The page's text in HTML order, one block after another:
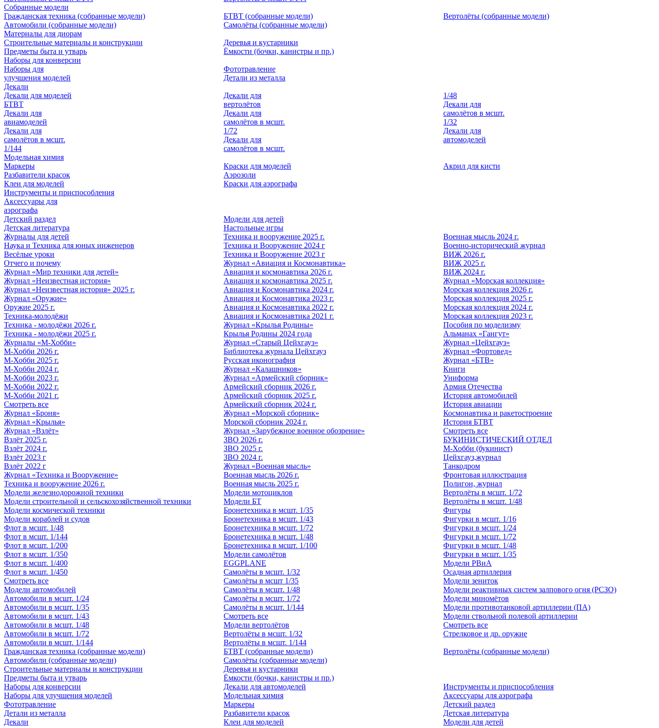
Собранные модели
Гражданская техника (собранные модели)
Автомобили (собранные модели)
БТВТ (собранные модели)
Самолёты (собранные модели)
Вертолёты (собранные модели)
Материалы для диорам
Строительные материалы и конструкции
Предметы быта и утварь
Деревья и кустарники
Ёмкости (бочки, канистры и пр.)
Наборы для конверсии
Наборы для
улучшения моделей
Фототравление
Детали из металла
Декали
Декали для моделей
БТВТ
Декали для
авиамоделей
Декали для
самолётов в мсшт.
1/144
Декали для
вертолётов
Декали для
самолётов в мсшт.
1/72
Декали для
самолётов в мсшт.
1/48
Декали для
самолётов в мсшт.
1/32
Декали для
автомоделей
Модельная химия
Маркеры
Разбавители красок
Клеи для моделей
Краски для моделей
Аэрозоли
Краски для аэрографа
Акрил для кисти
Инструменты и приспособления
Аксессуары для
аэрографа
Детский раздел
Детская литература
Модели для детей
Настольные игры
Журналы для детей
Наука и Техника для юных инженеров
Весёлые уроки
Отчего и почему
Журнал «Мир техники для детей»
Журнал «Неизвестная история»
Журнал «Неизвестная история» 2025 г.
Журнал «Оружие»
Оружие 2025 г.
Техника-молодёжи
Техника - молодёжи 2026 г.
Техника - молодёжи 2025 г.
Журналы «М-Хобби»
М-Хобби 2026 г.
М-Хобби 2025 г.
М-Хобби 2024 г.
М-Хобби 2023 г.
М-Хобби 2022 г.
М-Хобби 2021 г.
Смотреть все
Журнал «Броня»
Журнал «Крылья»
Журнал «Взлёт»
Взлёт 2025 г.
Взлёт 2024 г.
Взлёт 2023 г
Взлёт 2022 г
Журнал «Техника и Вооружение»
Техника и вооружение 2026 г.
Техника и вооружение 2025 г.
Техника и Вооружение 2024 г
Техника и Вооружение 2023 г
Журнал «Авиация и Космонавтика»
Авиация и космонавтика 2026 г.
Авиация и космонавтика 2025 г.
Авиация и Космонавтика 2024 г.
Авиация и Космонавтика 2023 г.
Авиация и Космонавтика 2022 г.
Авиация и Космонавтика 2021 г.
Журнал «Крылья Родины»
Крылья Родины 2024 года
Журнал «Старый Цейхгауз»
Библиотека журнала Цейхгауз
Русская иконография
Журнал «Калашников»
Журнал «Армейский сборник»
Армейский сборник 2026 г.
Армейский сборник 2025 г.
Армейский сборник 2024 г.
Журнал «Морской сборник»
Морской сборник 2024 г.
Журнал «Зарубежное военное обозрение»
ЗВО 2026 г.
ЗВО 2025 г.
ЗВО 2024 г.
Журнал «Военная мысль»
Военная мысль 2026 г.
Военная мысль 2025 г.
Военная мысль 2024 г.
Военно-исторический журнал
ВИЖ 2026 г.
ВИЖ 2025 г.
ВИЖ 2024 г.
Журнал «Морская коллекция»
Морская коллекция 2026 г.
Морская коллекция 2025 г.
Морская коллекция 2024 г.
Морская коллекция 2023 г.
Пособия по моделизму
Альманах «Гангут»
Журнал «Цейхгауз»
Журнал «Фортовед»
Журнал «БТВ»
Книги
Униформа
Армия Отечества
История автомобилей
История авиации
Космонавтика и ракетостроение
История БТВТ
Смотреть все
БУКИНИСТИЧЕСКИЙ ОТДЕЛ
М-Хобби (букинист)
Цейхгауз,журнал
Танкодром
Фронтовая иллюстрация
Полигон, журнал
Модели железнодорожной техники
Модели строительной и сельскохозяйственной техники
Модели космической техники
Модели кораблей и судов
Флот в мсшт. 1/48
Флот в мсшт. 1/144
Флот в мсшт. 1/200
Флот в мсшт. 1/350
Флот в мсшт. 1/400
Флот в мсшт. 1/450
Смотреть все
Модели автомобилей
Автомобили в мсшт. 1/24
Автомобили в мсшт. 1/35
Автомобили в мсшт. 1/43
Автомобили в мсшт. 1/48
Автомобили в мсшт. 1/72
Автомобили в мсшт. 1/144
Модели мотоциклов
Модели БТ
Бронетехника в мсшт. 1/35
Бронетехника в мсшт. 1/43
Бронетехника в мсшт. 1/72
Бронетехника в мсшт. 1/48
Бронетехника в мсшт. 1/100
Модели самолётов
EGGPLANE
Самолёты в мсшт. 1/32
Самолёты в мсшт 1/35
Самолёты в мсшт. 1/48
Самолёты в мсшт. 1/72
Самолёты в мсшт. 1/144
Смотреть все
Модели вертолётов
Вертолёты в мсшт. 1/32
Вертолёты в мсшт. 1/144
Вертолёты в мсшт. 1/72
Вертолёты в мсшт. 1/48
Фигуры
Фигурки в мсшт. 1/16
Фигурки в мсшт. 1/24
Фигурки в мсшт. 1/72
Фигурки в мсшт. 1/48
Фигурки в мсшт. 1/35
Модели РВиА
Осадная артиллерия
Модели зениток
Модели реактивных систем залпового огня (РСЗО)
Модели миномётов
Модели противотанковой артиллерии (ПА)
Модели ствольной полевой артиллерии
Смотреть все
Стрелковое и др. оружие
Гражданская техника (собранные модели)
Автомобили (собранные модели)
БТВТ (собранные модели)
Самолёты (собранные модели)
Вертолёты (собранные модели)
Строительные материалы и конструкции
Предметы быта и утварь
Деревья и кустарники
Ёмкости (бочки, канистры и пр.)
Наборы для конверсии
Наборы для улучшения моделей
Фототравление
Детали из металла
Декали
Декали для автомоделей
Модельная химия
Маркеры
Разбавители красок
Клеи для моделей
Инструменты и приспособления
Аксессуары для аэрографа
Детский раздел
Детская литература
Модели для детей